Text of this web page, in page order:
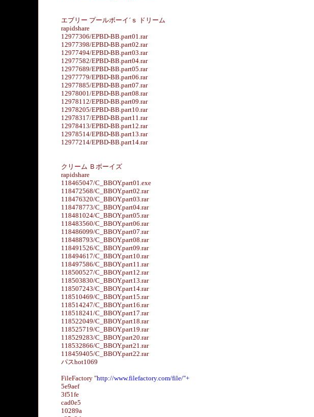
エブリー プールボーイ´ｓ ドリーム
rapidshare
12977306/EPBD-BB.part01.rar
12977398/EPBD-BB.part02.rar
12977494/EPBD-BB.part03.rar
12977582/EPBD-BB.part04.rar
12977689/EPBD-BB.part05.rar
12977779/EPBD-BB.part06.rar
12977885/EPBD-BB.part07.rar
12978001/EPBD-BB.part08.rar
12978112/EPBD-BB.part09.rar
12978205/EPBD-BB.part10.rar
12978317/EPBD-BB.part11.rar
12978413/EPBD-BB.part12.rar
12978514/EPBD-BB.part13.rar
12977214/EPBD-BB.part14.rar
クリーム Ｂボーイズ
rapidshare
118465047/C_BBOY.part01.exe
118472568/C_BBOY.part02.rar
118476320/C_BBOY.part03.rar
118478773/C_BBOY.part04.rar
118481024/C_BBOY.part05.rar
118483560/C_BBOY.part06.rar
118486099/C_BBOY.part07.rar
118488793/C_BBOY.part08.rar
118491526/C_BBOY.part09.rar
118494617/C_BBOY.part10.rar
118497586/C_BBOY.part11.rar
118500527/C_BBOY.part12.rar
118503830/C_BBOY.part13.rar
118507243/C_BBOY.part14.rar
118510469/C_BBOY.part15.rar
118514247/C_BBOY.part16.rar
118518241/C_BBOY.part17.rar
118522049/C_BBOY.part18.rar
118525719/C_BBOY.part19.rar
118529283/C_BBOY.part20.rar
118532866/C_BBOY.part21.rar
118459405/C_BBOY.part22.rar
パスhot1069
FileFactory "http://www.filefactory.com/file/"+
5e9aef
3f51fe
cad0e5
10289a